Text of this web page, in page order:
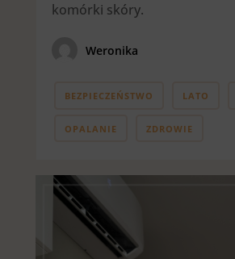
komórki skóry.
Weronika
BEZPIECZEŃSTWO LATO
OPALANIE ZDROWIE